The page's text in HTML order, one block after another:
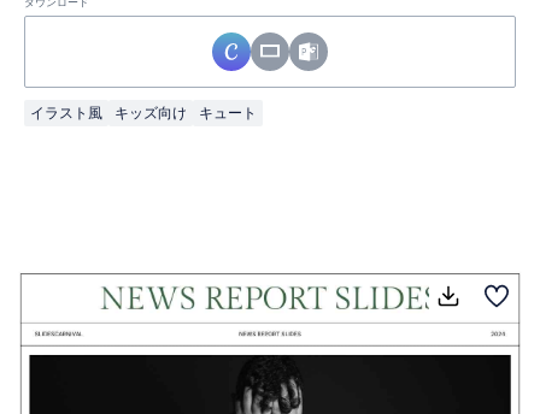
イラスト風 キッズ向け キュート